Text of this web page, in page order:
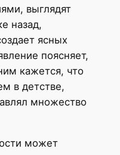
выглядят
назад,
ясных
поясняет,
кажется, что
в детстве,
множество
может